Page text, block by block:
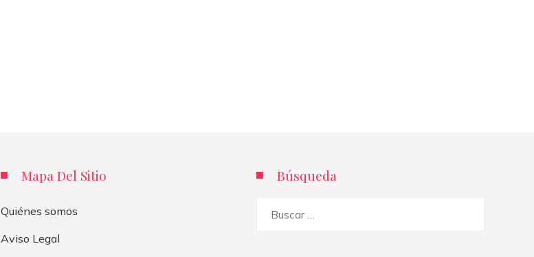
Mapa Del Sitio
Quiénes somos
Aviso Legal
Búsqueda